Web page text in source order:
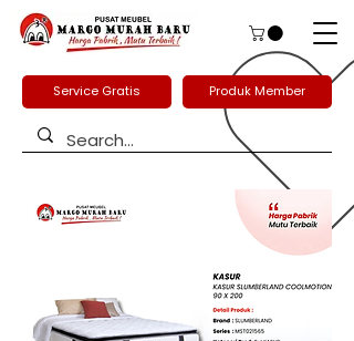
Service Gratis Produk Member